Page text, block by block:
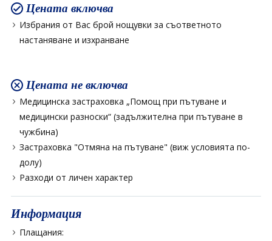
Цената включва
Избрания от Вас брой нощувки за съответното
настаняване и изхранване
Цената не включва
Медицинска застраховка „Помощ при пътуване и
медицински разноски“ (задължителна при пътуване в
чужбина)
Застраховка "Отмяна на пътуване" (виж условията по-
долу)
Разходи от личен характер
Информация
Плащания: